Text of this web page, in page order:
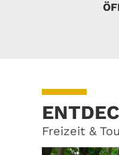
Freizeit &